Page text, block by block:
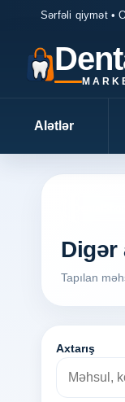
Sərfəli qiymət •
Alətlər
Digər
Tapılan
Axtarış